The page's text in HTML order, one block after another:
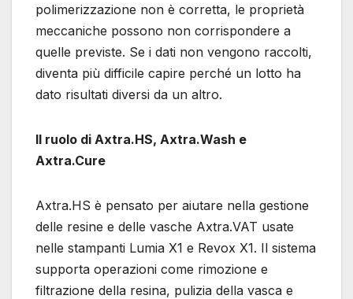
polimerizzazione non è corretta, le proprietà
meccaniche possono non corrispondere a
quelle previste. Se i dati non vengono raccolti,
diventa più difficile capire perché un lotto ha
dato risultati diversi da un altro.
Il ruolo di Axtra.HS, Axtra.Wash e
Axtra.Cure
Axtra.HS è pensato per aiutare nella gestione
delle resine e delle vasche Axtra.VAT usate
nelle stampanti Lumia X1 e Revox X1. Il sistema
supporta operazioni come rimozione e
filtrazione della resina, pulizia della vasca e